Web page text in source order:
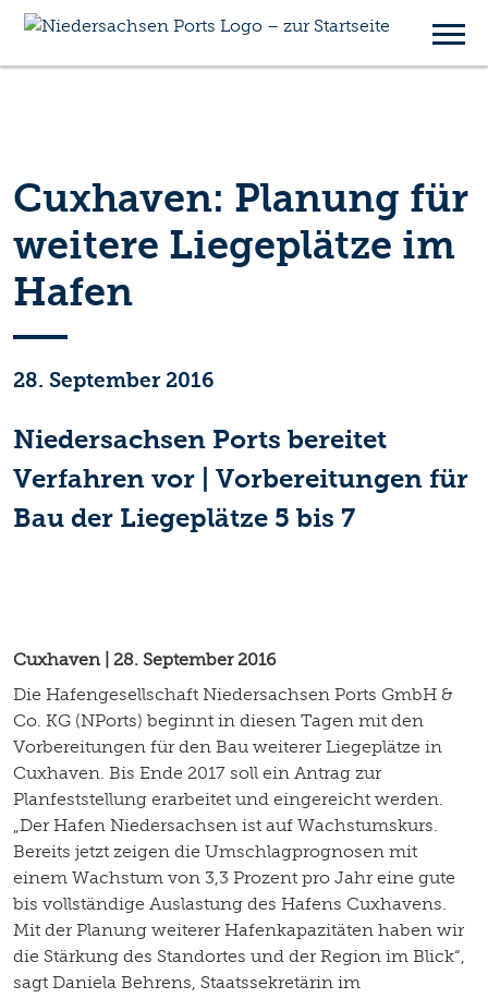
Cuxhaven: Planung für
weitere Liegeplätze im
Hafen
28. September 2016
Niedersachsen Ports bereitet
Verfahren vor | Vorbereitungen für
Bau der Liegeplätze 5 bis 7
Cuxhaven | 28. September 2016
Die Hafengesellschaft Niedersachsen Ports GmbH &
Co. KG (NPorts) beginnt in diesen Tagen mit den
Vorbereitungen für den Bau weiterer Liegeplätze in
Cuxhaven. Bis Ende 2017 soll ein Antrag zur
Planfeststellung erarbeitet und eingereicht werden.
„Der Hafen Niedersachsen ist auf Wachstumskurs.
Bereits jetzt zeigen die Umschlagprognosen mit
einem Wachstum von 3,3 Prozent pro Jahr eine gute
bis vollständige Auslastung des Hafens Cuxhavens.
Mit der Planung weiterer Hafenkapazitäten haben wir
die Stärkung des Standortes und der Region im Blick“,
sagt Daniela Behrens, Staatssekretärin im